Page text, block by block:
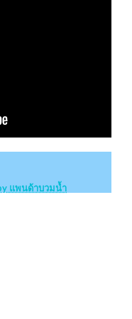
แพนด้าบวมน้ำ